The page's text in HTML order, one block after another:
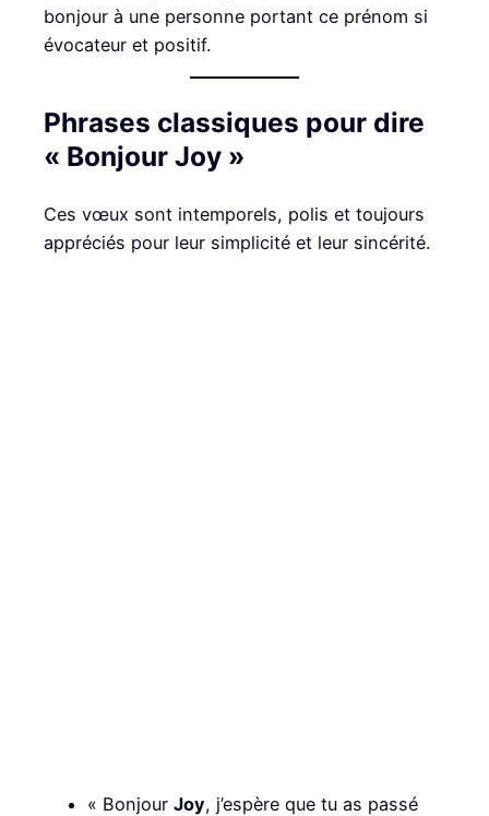
bonjour à une personne portant ce prénom si
évocateur et positif.
Phrases classiques pour dire
« Bonjour Joy »
Ces vœux sont intemporels, polis et toujours
appréciés pour leur simplicité et leur sincérité.
« Bonjour Joy, j’espère que tu as passé